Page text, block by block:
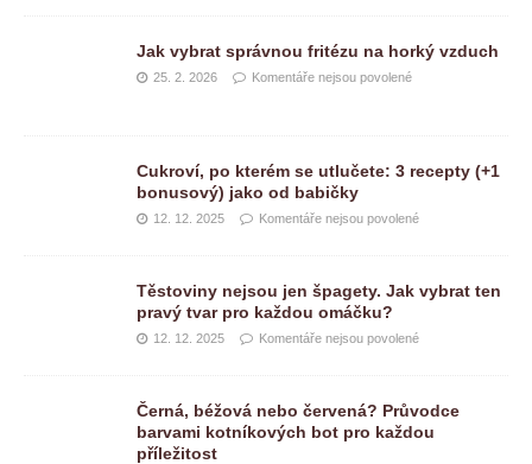
Jak vybrat správnou fritézu na horký vzduch
25. 2. 2026 Komentáře nejsou povolené
Cukroví, po kterém se utlučete: 3 recepty (+1
bonusový) jako od babičky
12. 12. 2025 Komentáře nejsou povolené
Těstoviny nejsou jen špagety. Jak vybrat ten
pravý tvar pro každou omáčku?
12. 12. 2025 Komentáře nejsou povolené
Černá, béžová nebo červená? Průvodce
barvami kotníkových bot pro každou
příležitost